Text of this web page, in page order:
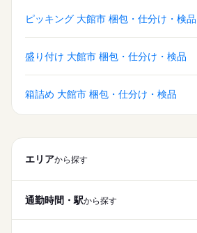
ピッキング 大館市 梱包・仕分け・検品
盛り付け 大館市 梱包・仕分け・検品
箱詰め 大館市 梱包・仕分け・検品
エリアから探す
通勤時間・駅から探す